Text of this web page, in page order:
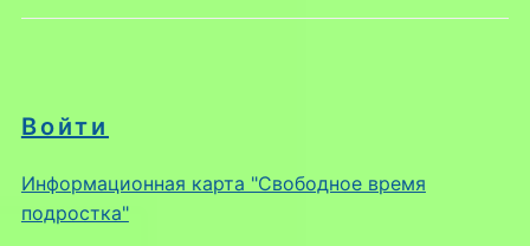
Войти
Информационная карта "Свободное время
подростка"